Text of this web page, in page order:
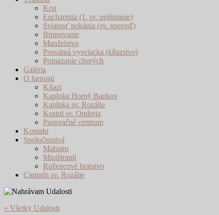
Krst
Eucharistia (1. sv. prijímanie)
Sviatosť pokánia (sv. spoveď)
Birmovanie
Manželstvo
Posvätná vysviacka (kňazstvo)
Pomazanie chorých
Galéria
O farnosti
Kňazi
Kaplnka Horný Bankov
Kaplnka sv. Rozálie
Kostol sv. Ondreja
Pastoračné centrum
Kontakt
Spoločenstvá
Mahaim
Miništranti
Ružencové bratstvo
Cintorín sv. Rozálie
« Všetky Udalosti